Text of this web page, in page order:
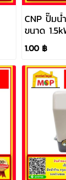
CNP ปั๊มน้
ขนาด
CHME5-6
1.00 ฿